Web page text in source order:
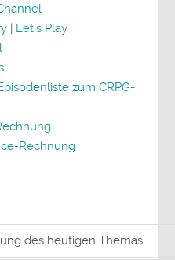
| Let’s Play
zum CRPG-
Rechnung
des heutigen Themas